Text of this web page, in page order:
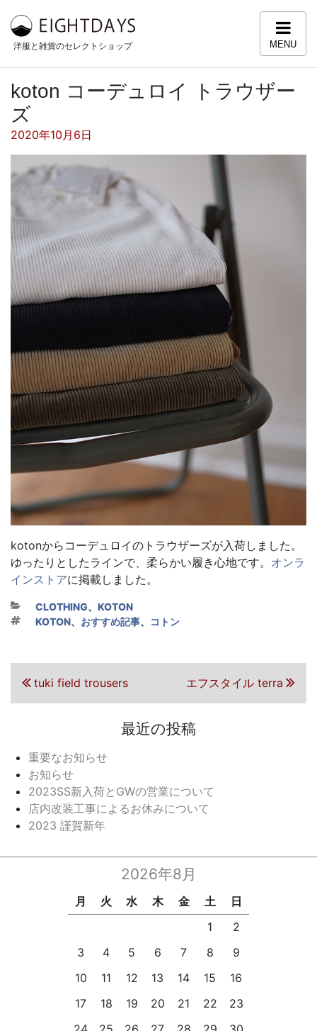
洋服と雑貨のセレクトショップ MENU
koton コーデュロイ トラウザー
ズ
投稿日:
2020年10月6日
kotonからコーデュロイのトラウザーズが入荷しました。
ゆったりとしたラインで、柔らかい履き心地です。 オンラ
インストアに掲載しました。
カテゴリー
CLOTHING、 KOTON
タグ
KOTON、 おすすめ記事、 コトン
投稿ナビゲーション
前の投稿
tuki field trousers 次の投稿エフスタイル terra
最近の投稿
重要なお知らせ
お知らせ
2023SS新入荷とGWの営業について
店内改装工事によるお休みについて
2023 謹賀新年
2026年8月
月 火 水 木 金 土
日
1
2
3
4 5 6 7 8
9
10
11 12 13 14 15
16
17
18 19 20 21 22
23